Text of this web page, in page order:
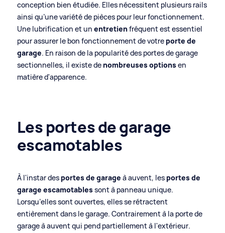
conception bien étudiée. Elles nécessitent plusieurs rails
ainsi qu’une variété de pièces pour leur fonctionnement.
Une lubrification et un entretienfréquent est essentiel
pour assurer le bon fonctionnement de votre porte de
garage. En raison de la popularité des portes de garage
sectionnelles, il existe de nombreuses options en
matière d'apparence.
Les portes de garage
escamotables
À l'instar des portes de garage à auvent, les portes de
garage escamotables sont à panneau unique.
Lorsqu’elles sont ouvertes, elles se rétractent
entièrement dans le garage. Contrairement à la porte de
garage à auvent qui pend partiellement à l'extérieur.